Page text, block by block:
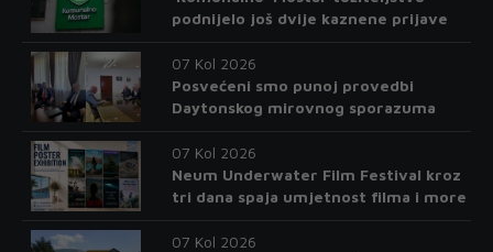
podnijelo još dvije kaznene prijave
07 Kol 2026
Posvećeni smo punoj provedbi
Daytonskog mirovnog sporazuma
07 Kol 2026
Neum Underwater Film Festival kroz
tri dana spaja umjetnost filma i more
07 Kol 2026